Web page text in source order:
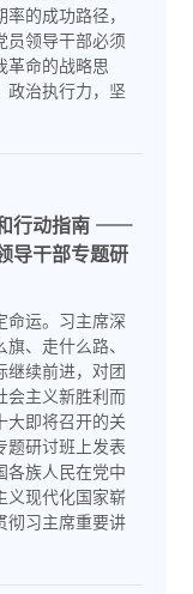
的成功路径，
员领导干部必须
革命的战略思
政治执行力，坚
行动指南 ——
导干部专题研
命运。习主席深
、走什么路、
继续前进，对团
会主义新胜利而
大即将召开的关
题研讨班上发表
各族人民在党中
义现代化国家崭
彻习主席重要讲